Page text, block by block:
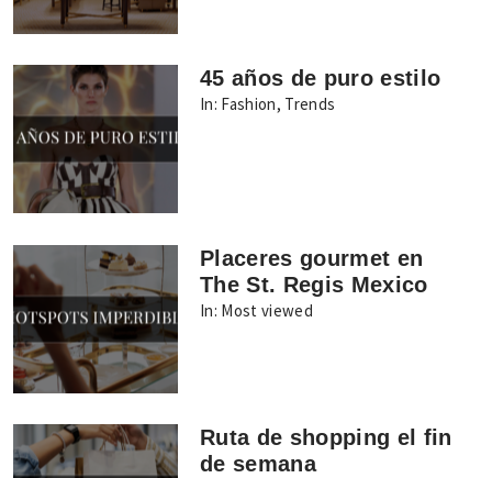
45 años de puro estilo
In: Fashion, Trends
Placeres gourmet en
The St. Regis Mexico
In: Most viewed
Ruta de shopping el fin
de semana